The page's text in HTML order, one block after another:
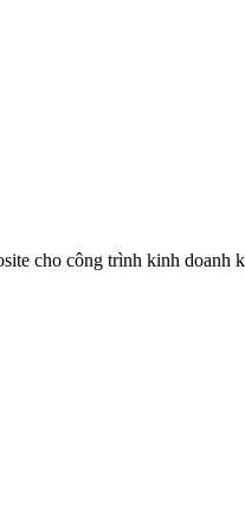
cho công trình kinh doanh